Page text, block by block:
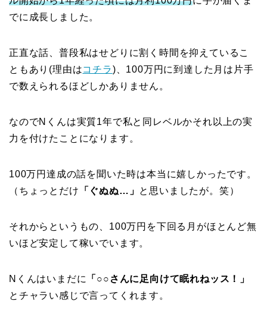
でに成長しました。
正直な話、普段私はせどりに割く時間を抑えているこ
ともあり(理由はコチラ)、100万円に到達した月は片手
で数えられるほどしかありません。
なのでNくんは実質1年で私と同レベルかそれ以上の実
力を付けたことになります。
100万円達成の話を聞いた時は本当に嬉しかったです。
（ちょっとだけ 「ぐぬぬ…」 と思いましたが。笑）
それからというもの、100万円を下回る月がほとんど無
いほど安定して稼いでいます。
Nくんはいまだに
「○○さんに足向けて眠れねッス！」
とチャラい感じで言ってくれます。